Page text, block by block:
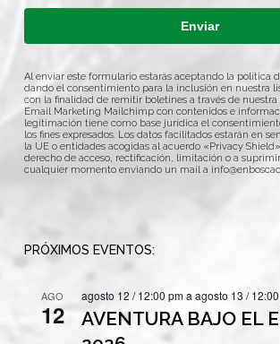
Enviar
Al enviar este formulario estarás aceptando la política
dando el consentimiento para la inclusión en nuestra
con la finalidad de remitir boletines a través de
Email Marketing Mailchimp con contenidos e
legitimación tiene como base jurídica el
los fines expresados. Los datos facilitados estarán en
la UE o entidades acogidas al acuerdo «Privacy
derecho de acceso, rectificación, limitación o a
cualquier momento enviando un mail a
PRÓXIMOS EVENTOS:
AGO
12
agosto 12 / 12:00 pma agosto 13 /
AVENTURA BAJO EL